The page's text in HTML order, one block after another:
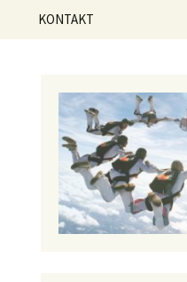
KONTAKT